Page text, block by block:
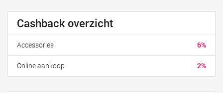
Cashback overzicht
6%
Accessories
2%
Online aankoop